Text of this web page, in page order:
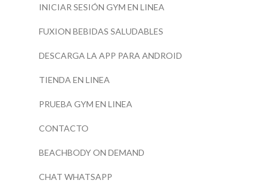
INICIAR SESIÓN GYM EN LINEA
FUXION BEBIDAS SALUDABLES
DESCARGA LA APP PARA ANDROID
TIENDA EN LINEA
PRUEBA GYM EN LINEA
CONTACTO
BEACHBODY ON DEMAND
CHAT WHATSAPP